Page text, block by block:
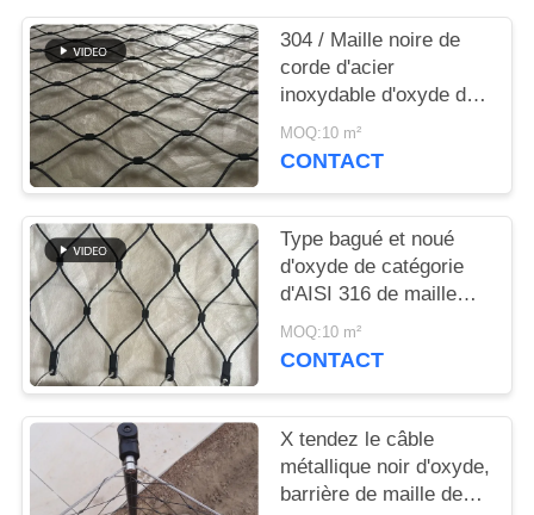
DU
SITE
POLITIQUE
DE
CONFIDENTIALITÉ
304 / Maille noire de
corde d'acier
inoxydable d'oxyde de
316 Inox pour la clôture
animale/balustrade
MOQ:10 m²
CONTACT
Type bagué et noué
d'oxyde de catégorie
d'AISI 316 de maille
noire de câble
métallique
MOQ:10 m²
CONTACT
X tendez le câble
métallique noir d'oxyde,
barrière de maille de